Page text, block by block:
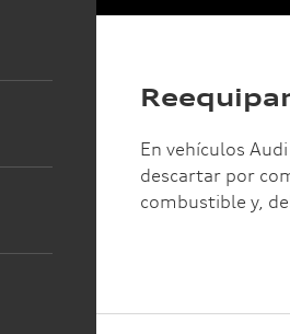
En vehículos
descartar por
combustible y,